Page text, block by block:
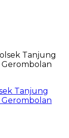
Tanjung
Gerombolan